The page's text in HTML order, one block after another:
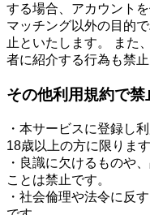
する場合、アカウント
マッチング以外の目的
止といたします。 また
者に紹介する行為も禁止
その他利用規約で
・本サービスに登録し
18歳以上の方に限ります
・良識に欠けるものや
ことは禁止です。
・社会倫理や法令に反